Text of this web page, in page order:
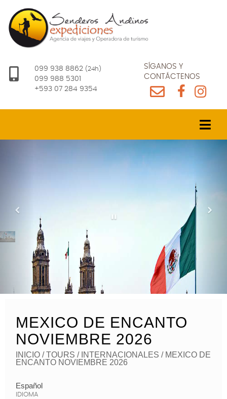
099 938 8862 (24h)
099 988 5301
+593 07 284 9354
SÍGANOS Y
CONTÁCTENOS
MEXICO DE ENCANTO
NOVIEMBRE 2026
INICIO / TOURS / INTERNACIONALES / MEXICO DE
ENCANTO NOVIEMBRE 2026
Español
IDIOMA